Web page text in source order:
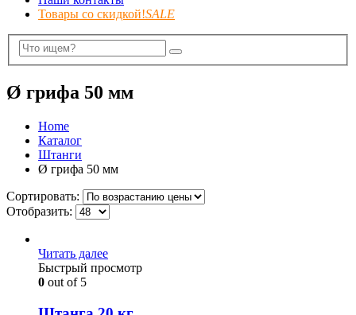
Товары со скидкой!SALE
Ø грифа 50 мм
Home
Каталог
Штанги
Ø грифа 50 мм
Сортировать:
Отобразить:
Читать далее
Быстрый просмотр
0 out of 5